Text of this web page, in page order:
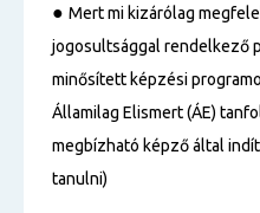
● Mert mi kizárólag
jogosultsággal rendelkező
minősített képzési
Államilag Elismert (ÁE)
megbízható képző által
tanulni)